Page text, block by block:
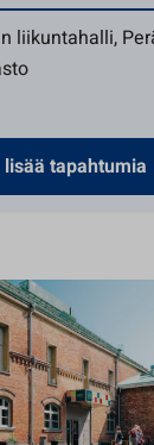
liikuntahalli,
lisää tapahtumia